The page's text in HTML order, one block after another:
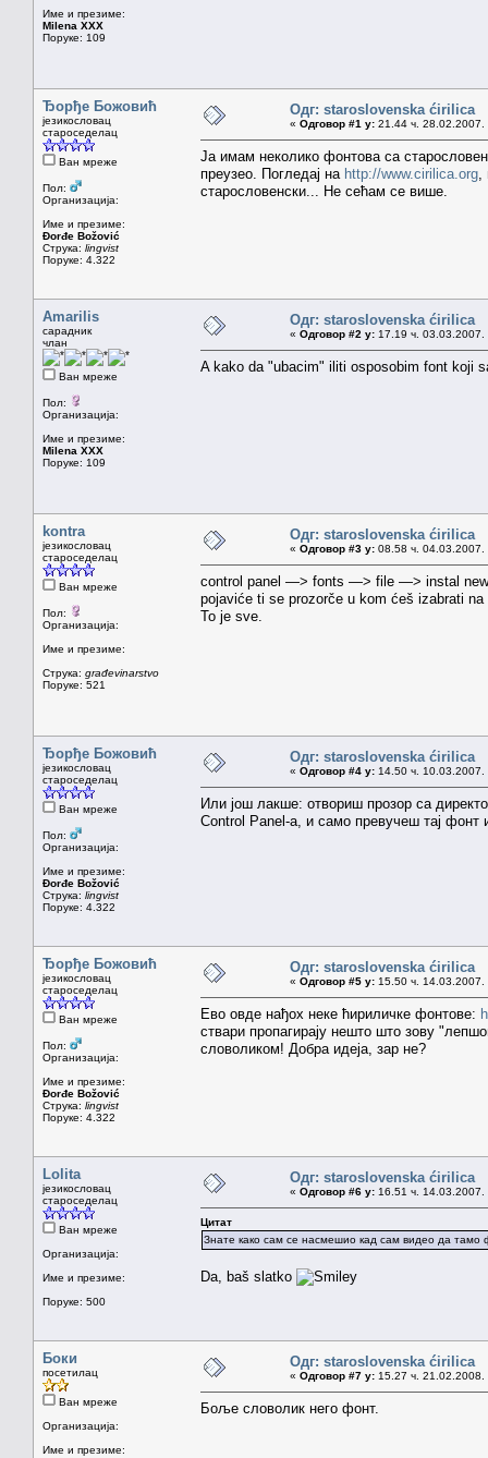
Име и презиме:
Milena XXX
Поруке: 109
Ђорђе Божовић
језикословац
староседелац
Ван мреже
Пол:
Организација:
Име и презиме:
Đorđe Božović
Струка: lingvist
Поруке: 4.322
Одг: staroslovenska ćirilica
« Одговор #1 у: 21.44 ч. 28.02.2007.
Ја имам неколико фонтова са
преузео. Погледај на http://www.cirilica.org
старословенски... Не сећам се више.
Amarilis
сарадник
члан
Ван мреже
Пол:
Организација:
Име и презиме:
Milena XXX
Поруке: 109
Одг: staroslovenska ćirilica
« Одговор #2 у: 17.19 ч. 03.03.2007.
A kako da "ubacim" iliti osposobim font koji
kontra
језикословац
староседелац
Ван мреже
Пол:
Организација:
Име и презиме:
Струка: građevinarstvo
Поруке: 521
Одг: staroslovenska ćirilica
« Одговор #3 у: 08.58 ч. 04.03.2007.
control panel —> fonts —> file —> instal
pojaviće ti se prozorče u kom ćeš izabrati
To je sve.
Ђорђе Божовић
језикословац
староседелац
Ван мреже
Пол:
Организација:
Име и презиме:
Đorđe Božović
Струка: lingvist
Поруке: 4.322
Одг: staroslovenska ćirilica
« Одговор #4 у: 14.50 ч. 10.03.2007.
Или још лакше: отвориш прозор са
Control Panel-а, и само превучеш тај фонт
Ђорђе Божовић
језикословац
староседелац
Ван мреже
Пол:
Организација:
Име и презиме:
Đorđe Božović
Струка: lingvist
Поруке: 4.322
Одг: staroslovenska ćirilica
« Одговор #5 у: 15.50 ч. 14.03.2007.
Ево овде нађох неке ћириличке фонтове:
ствари пропагирају нешто што зову
словоликом! Добра идеја, зар не?
Lolita
језикословац
староседелац
Ван мреже
Организација:
Име и презиме:
Поруке: 500
Одг: staroslovenska ćirilica
« Одговор #6 у: 16.51 ч. 14.03.2007.
Цитат
Знате како сам се насмешио кад сам видео да тамо
Da, baš slatko
Боки
посетилац
Ван мреже
Организација:
Име и презиме:
Одг: staroslovenska ćirilica
« Одговор #7 у: 15.27 ч. 21.02.2008.
Боље словолик него фонт.